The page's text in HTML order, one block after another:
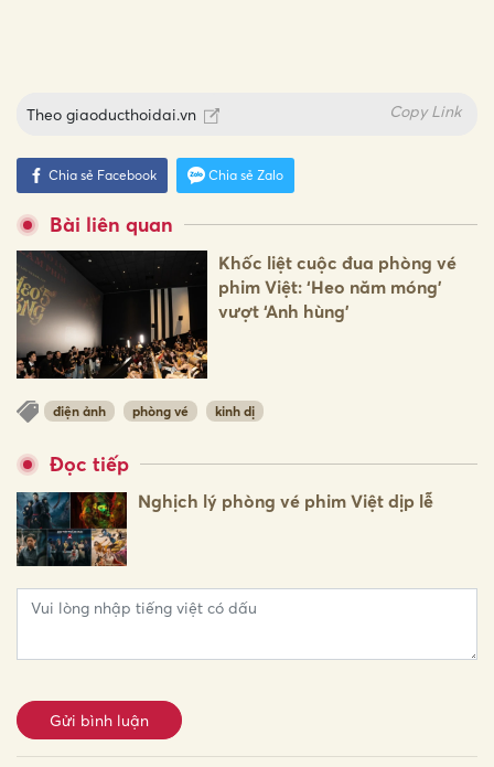
Theo giaoducthoidai.vn Copy Link
Chia sẻ Facebook Chia sẻ Zalo
Bài liên quan
Khốc liệt cuộc đua phòng vé
phim Việt: ‘Heo năm móng’
vượt ‘Anh hùng'
điện ảnh phòng vé kinh dị
Đọc tiếp
Nghịch lý phòng vé phim Việt dịp lễ
Gửi bình luận